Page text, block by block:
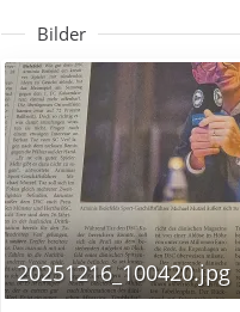
Bilder
20251216_100420.jpg